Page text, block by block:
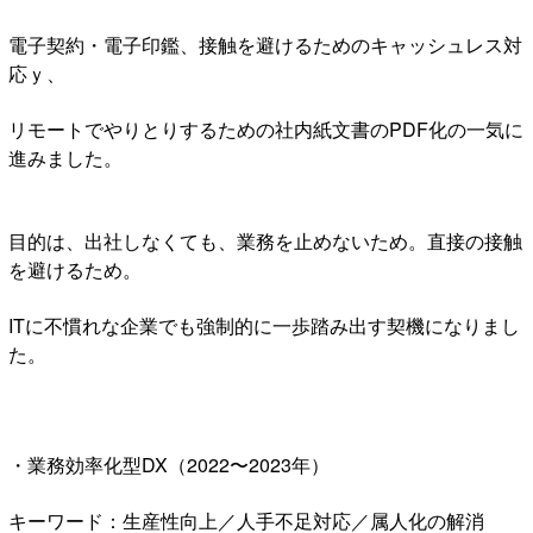
電子契約・電子印鑑、接触を避けるためのキャッシュレス対
応ｙ、
リモートでやりとりするための社内紙文書のPDF化の一気に
進みました。
目的は、出社しなくても、業務を止めないため。直接の接触
を避けるため。
ITに不慣れな企業でも強制的に一歩踏み出す契機になりまし
た。
・業務効率化型DX（2022〜2023年）
キーワード：生産性向上／人手不足対応／属人化の解消